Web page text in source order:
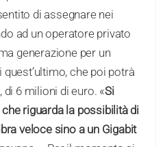
di assegnare nei
ad un operatore privato
generazione per un
che poi potrà
6 milioni di euro. «Si
riguarda la possibilità di
veloce sino a un Gigabit